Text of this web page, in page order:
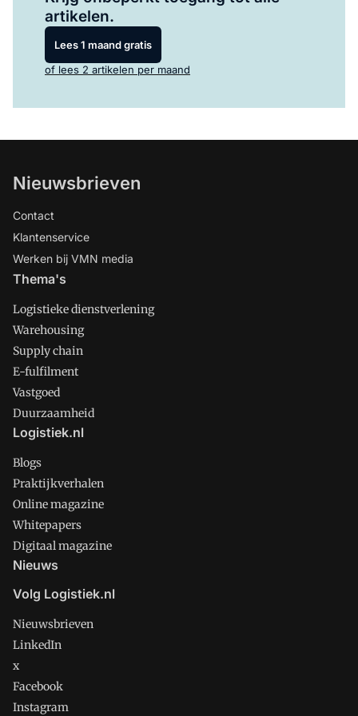
artikelen.
Lees 1 maand gratis
of lees 2 artikelen per maand
Nieuwsbrieven
Contact
Klantenservice
Werken bij VMN media
Thema's
Logistieke dienstverlening
Warehousing
Supply chain
E-fulfilment
Vastgoed
Duurzaamheid
Logistiek.nl
Blogs
Praktijkverhalen
Online magazine
Whitepapers
Digitaal magazine
Nieuws
Volg Logistiek.nl
Nieuwsbrieven
LinkedIn
x
Facebook
Instagram